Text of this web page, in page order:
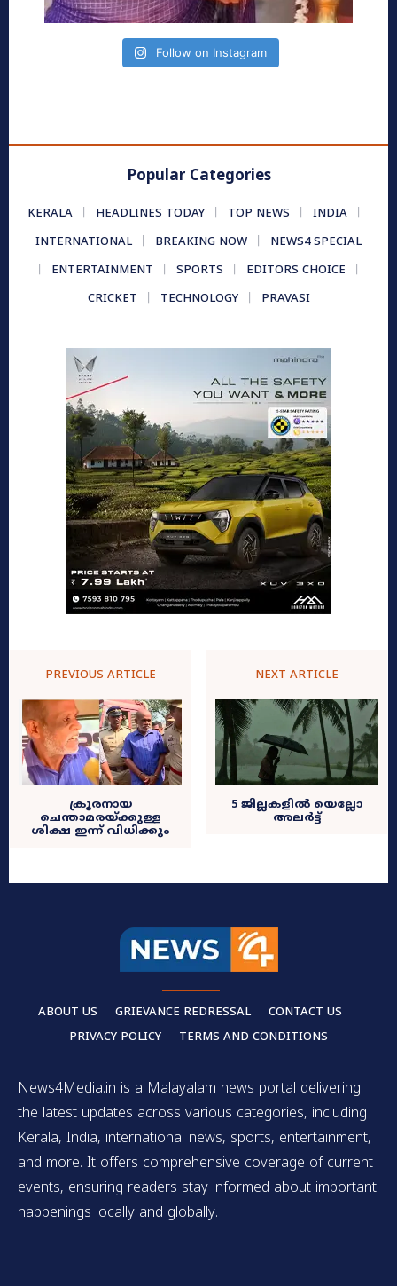
Follow on Instagram
Popular Categories
KERALA HEADLINES TODAY TOP NEWS
INDIA
INTERNATIONAL
BREAKING NOW
NEWS4 SPECIAL
ENTERTAINMENT
SPORTS
EDITORS CHOICE
CRICKET
TECHNOLOGY PRAVASI
PREVIOUS ARTICLE
ക്രൂരനായ
ചെന്താമരയ്ക്കുള്ള
ശിക്ഷ ഇന്ന് വിധിക്കും
NEXT ARTICLE
5 ജില്ലകളില്‍ യെല്ലോ
അലര്‍ട്ട്
ABOUT US GRIEVANCE REDRESSAL
CONTACT US
PRIVACY POLICY
TERMS AND CONDITIONS
News4Media.in is a Malayalam news portal delivering
the latest updates across various categories, including
Kerala, India, international news, sports, entertainment,
and more. It offers comprehensive coverage of current
events, ensuring readers stay informed about important
happenings locally and globally.